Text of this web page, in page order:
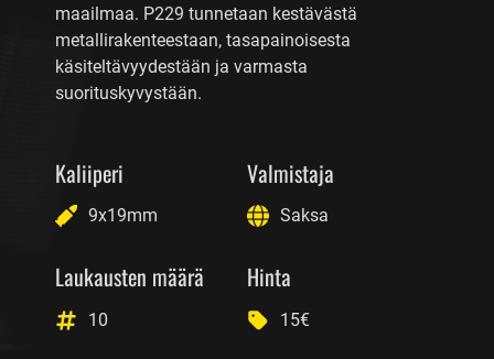
maailmaa. P229 tunnetaan kestävästä
metallirakenteestaan, tasapainoisesta
käsiteltävyydestään ja varmasta
suorituskyvystään.
Kaliiperi
9x19mm
Valmistaja
Saksa
Laukausten määrä
10
Hinta
15€